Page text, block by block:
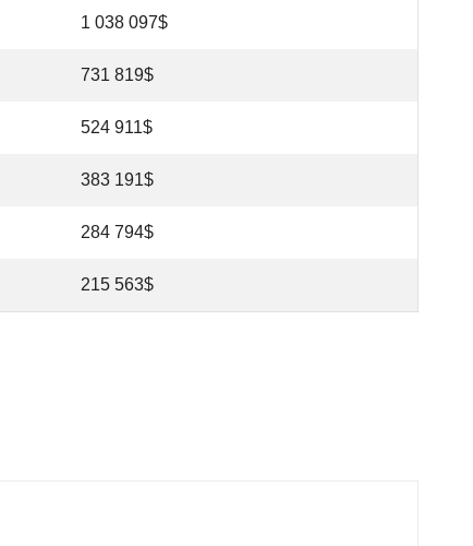
1 038 097$
731 819$
524 911$
383 191$
284 794$
215 563$